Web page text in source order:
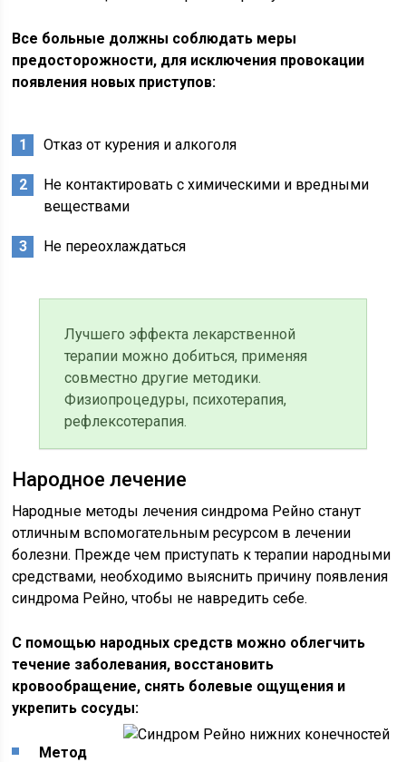
Все больные должны соблюдать меры
предосторожности, для исключения провокации
появления новых приступов:
Отказ от курения и алкоголя
Не контактировать с химическими и вредными
веществами
Не переохлаждаться
Лучшего эффекта лекарственной
терапии можно добиться, применяя
совместно другие методики.
Физиопроцедуры, психотерапия,
рефлексотерапия.
Народное лечение
Народные методы лечения синдрома Рейно станут
отличным вспомогательным ресурсом в лечении
болезни. Прежде чем приступать к терапии народными
средствами, необходимо выяснить причину появления
синдрома Рейно, чтобы не навредить себе.
С помощью народных средств можно облегчить
течение заболевания, восстановить
кровообращение, снять болевые ощущения и
укрепить сосуды:
Метод